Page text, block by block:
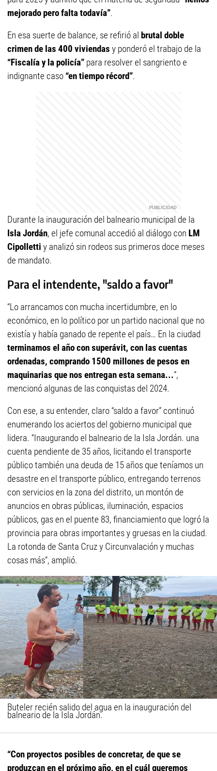
mejorado pero falta todavía”.
En esa suerte de balance, se refirió al brutal doble
crimen de las 400 viviendas y ponderó el trabajo de la
“Fiscalía y la policía” para resolver el sangriento e
indignante caso “en tiempo récord”.
Durante la inauguración del balneario municipal de la
Isla Jordán, el jefe comunal accedió al diálogo con LM
Cipolletti y analizó sin rodeos sus primeros doce meses
de mandato.
Para el intendente, "saldo a favor"
“Lo arrancamos con mucha incertidumbre, en lo
económico, en lo político por un partido nacional que no
existía y había ganado de repente el país… En la ciudad
terminamos el año con superávit, con las cuentas
ordenadas, comprando 1500 millones de pesos en
maquinarias que nos entregan esta semana...”,
mencionó algunas de las conquistas del 2024.
Con ese, a su entender, claro “saldo a favor” continuó
enumerando los aciertos del gobierno municipal que
lidera. “Inaugurando el balneario de la Isla Jordán. una
cuenta pendiente de 35 años, licitando el transporte
público también una deuda de 15 años que teníamos un
desastre en el transporte público, entregando terrenos
con servicios en la zona del distrito, un montón de
anuncios en obras públicas, iluminación, espacios
públicos, gas en el puente 83, financiamiento que logró la
provincia para obras importantes y gruesas en la ciudad.
La rotonda de Santa Cruz y Circunvalación y muchas
cosas más”, amplió.
Buteler recién salido del agua en la inauguración del
balneario de la Isla Jordán.
“Con proyectos posibles de concretar, de que se
produzcan en el próximo año, en el cuál queremos